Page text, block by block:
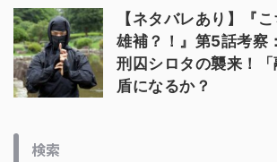
【ネタバレあり】『
雄補？！』第5話考察
刑囚シロタの襲来！
盾になるか？
検索